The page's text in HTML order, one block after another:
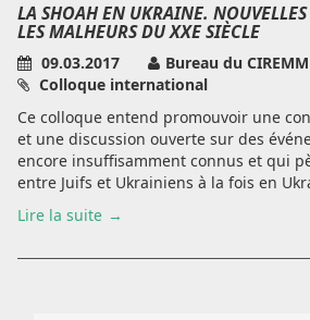
LA SHOAH EN UKRAINE. NOUVELLES
LES MALHEURS DU XXE SIÈCLE
09.03.2017
Bureau du CIREMM
Colloque international
Ce colloque entend promouvoir une
et une discussion ouverte sur des
encore insuffisamment connus et qui
entre Juifs et Ukrainiens à la fois en
Lire la suite